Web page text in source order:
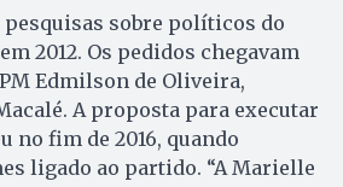
pesquisas sobre políticos do
2012. Os pedidos chegavam
Edmilson de Oliveira,
A proposta para executar
no fim de 2016, quando
ligado ao partido. “A Marielle